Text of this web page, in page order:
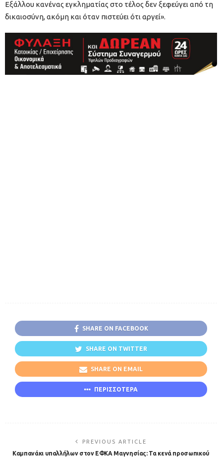
Εξάλλου κανένας εγκληματίας στο τέλος δεν ξεφεύγει από τη
δικαιοσύνη, ακόμη και όταν πιστεύει ότι αργεί».
SHARE ON FACEBOOK
SHARE ON TWITTER
SHARE ON EMAIL
ΠΕΡΙΣΣΟΤΕΡΑ
PREVIOUS ARTICLE
Καμπανάκι υπαλλήλων στον ΕΦΚΑ Μαγνησίας: Τα κενά προσωπικού